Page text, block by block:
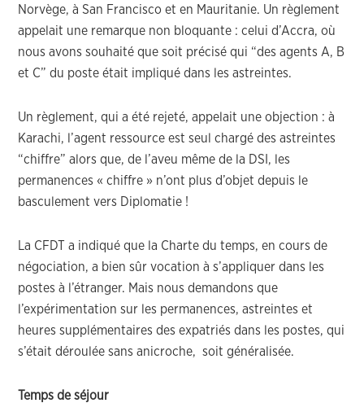
Norvège, à San Francisco et en Mauritanie. Un règlement
appelait une remarque non bloquante : celui d’Accra, où
nous avons souhaité que soit précisé qui “des agents A, B
et C” du poste était impliqué dans les astreintes.
Un règlement, qui a été rejeté, appelait une objection : à
Karachi, l’agent ressource est seul chargé des astreintes
“chiffre” alors que, de l’aveu même de la DSI, les
permanences « chiffre » n’ont plus d’objet depuis le
basculement vers Diplomatie !
La CFDT a indiqué que la Charte du temps, en cours de
négociation, a bien sûr vocation à s’appliquer dans les
postes à l’étranger. Mais nous demandons que
l’expérimentation sur les permanences, astreintes et
heures supplémentaires des expatriés dans les postes, qui
s’était déroulée sans anicroche, soit généralisée.
Temps de séjour